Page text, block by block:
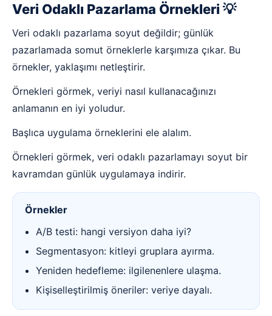
Veri Odaklı Pazarlama Örnekleri 💡
Veri odaklı pazarlama soyut değildir; günlük
pazarlamada somut örneklerle karşımıza çıkar. Bu
örnekler, yaklaşımı netleştirir.
Örnekleri görmek, veriyi nasıl kullanacağınızı
anlamanın en iyi yoludur.
Başlıca uygulama örneklerini ele alalım.
Örnekleri görmek, veri odaklı pazarlamayı soyut bir
kavramdan günlük uygulamaya indirir.
Örnekler
A/B testi: hangi versiyon daha iyi?
Segmentasyon: kitleyi gruplara ayırma.
Yeniden hedefleme: ilgilenenlere ulaşma.
Kişiselleştirilmiş öneriler: veriye dayalı.